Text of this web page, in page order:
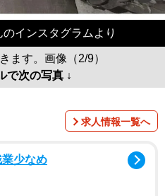
インスタグラムより
ます。画像（2/9）
で次の写真 ↓
求人情報一覧へ
少なめ